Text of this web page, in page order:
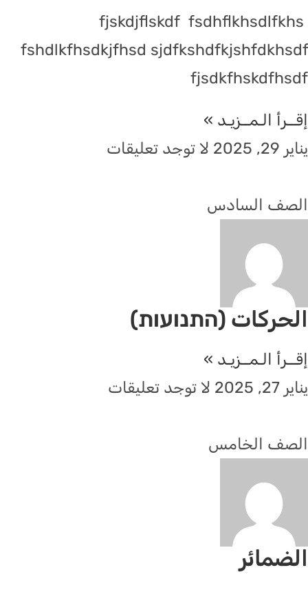
fjskdjflskdf fsdhflkhsdlfkhs
fshdlkfhsdkjfhsd sjdfkshdfkjshfdkhsdf
fjsdkfhskdfhsdf
إقــرأ الـمــزيـد »
يناير 29, 2025
لا توجد تعليقات
الصف السادس
الحركات (התנועות)
إقــرأ الـمــزيـد »
يناير 27, 2025
لا توجد تعليقات
الصف الخامس
الضمائر